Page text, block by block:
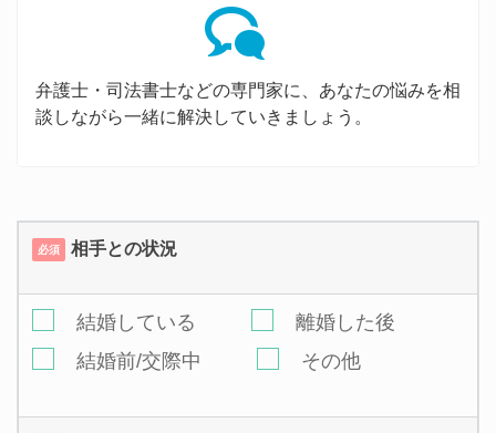
弁護士・司法書士などの専門家に、あなたの悩みを相
談しながら一緒に解決していきましょう。
必須 相手との状況
結婚している
離婚した後
結婚前/交際中
その他